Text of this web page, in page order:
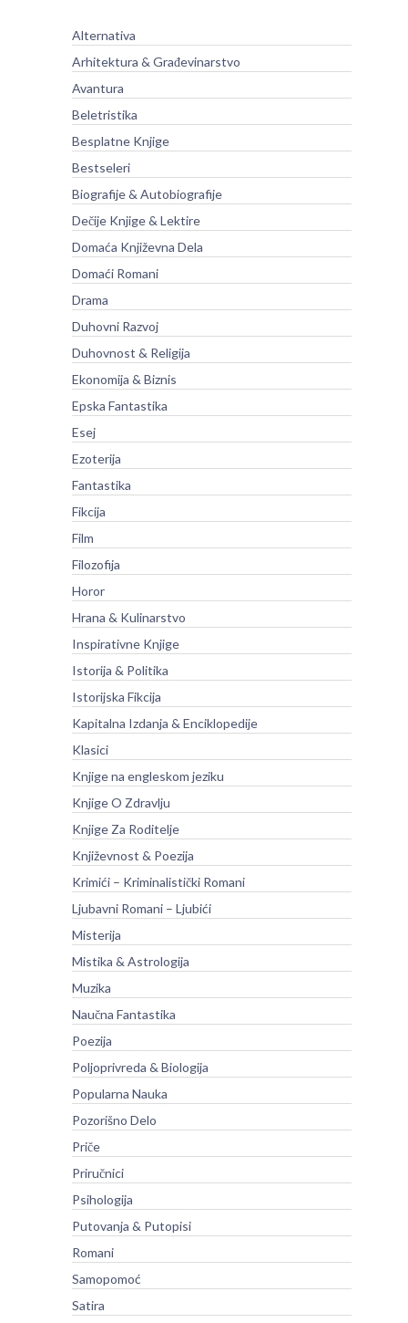
Alternativa
Arhitektura & Građevinarstvo
Avantura
Beletristika
Besplatne Knjige
Bestseleri
Biografije & Autobiografije
Dečije Knjige & Lektire
Domaća Književna Dela
Domaći Romani
Drama
Duhovni Razvoj
Duhovnost & Religija
Ekonomija & Biznis
Epska Fantastika
Esej
Ezoterija
Fantastika
Fikcija
Film
Filozofija
Horor
Hrana & Kulinarstvo
Inspirativne Knjige
Istorija & Politika
Istorijska Fikcija
Kapitalna Izdanja & Enciklopedije
Klasici
Knjige na engleskom jeziku
Knjige O Zdravlju
Knjige Za Roditelje
Književnost & Poezija
Krimići – Kriminalistički Romani
Ljubavni Romani – Ljubići
Misterija
Mistika & Astrologija
Muzika
Naučna Fantastika
Poezija
Poljoprivreda & Biologija
Popularna Nauka
Pozorišno Delo
Priče
Priručnici
Psihologija
Putovanja & Putopisi
Romani
Samopomoć
Satira